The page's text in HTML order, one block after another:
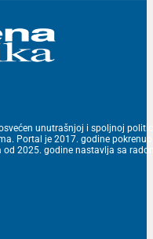
unutrašnjoj i spoljnoj
Portal je 2017. godine
od 2025. godine nastavlja sa